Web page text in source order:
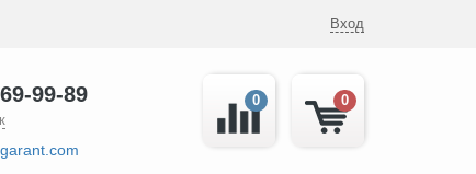
Вход
99-89 0
0